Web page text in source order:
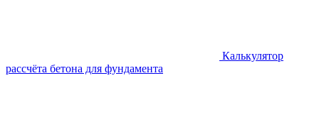
Калькулятор
рассчёта бетона для фундамента